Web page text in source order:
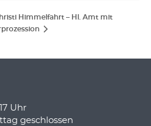
Himmelfahrt – Hl. Amt mit
Uhr
geschlossen